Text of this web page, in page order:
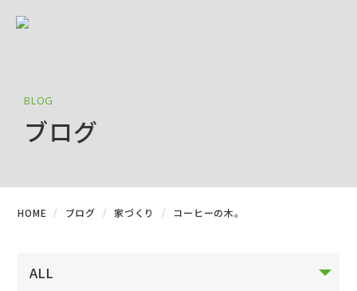
BLOG
ブログ
HOME ブログ 家づくり コーヒーの木。